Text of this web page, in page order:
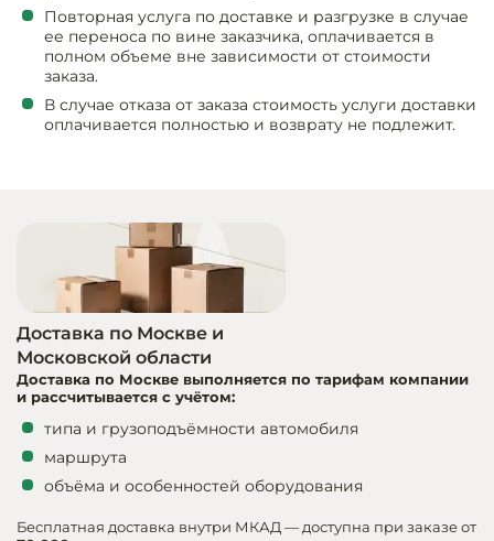
Оснащение
Повторная услуга по доставке и разгрузке в случае
ее переноса по вине заказчика, оплачивается в
полном объеме вне зависимости от стоимости
заказа.
В случае отказа от заказа стоимость услуги доставки
оплачивается полностью и возврату не подлежит.
Доставка по Москве и
Московской области
Доставка по Москве выполняется по тарифам компании
и рассчитывается с учётом:
типа и грузоподъёмности автомобиля
маршрута
объёма и особенностей оборудования
Бесплатная доставка внутри МКАД — доступна при заказе от